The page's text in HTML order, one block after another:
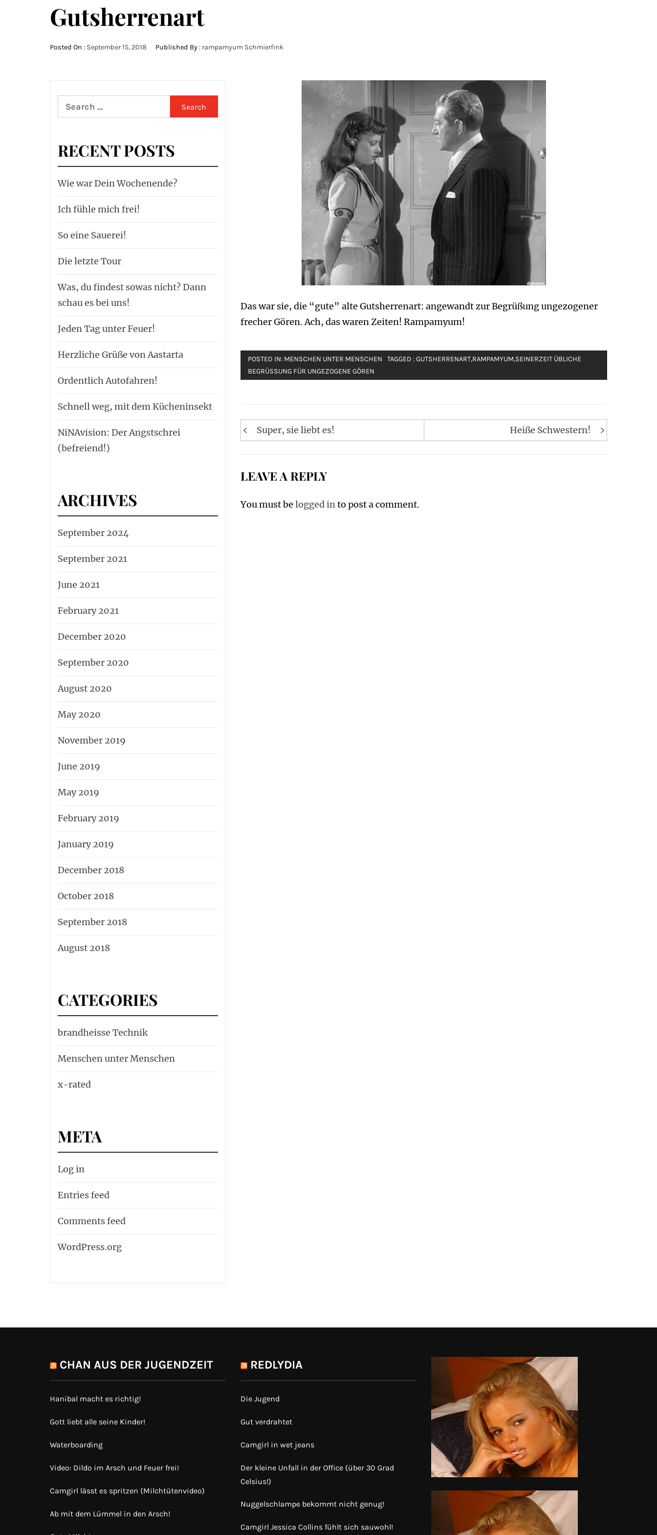
Gutsherrenart
Posted On : September 15, 2018 Published By : rampamyum Schmierfink
Das war sie, die “gute” alte Gutsherrenart: angewandt zur Begrüßung ungezogener
frecher Gören. Ach, das waren Zeiten! Rampamyum!
POSTED IN: MENSCHEN UNTER MENSCHEN TAGGED :GUTSHERRENART,RAMPAMYUM,SEINERZEIT ÜBLICHE
BEGRÜSSUNG FÜR UNGEZOGENE GÖREN
Post
navigation
Super, sie liebt es! Heiße Schwestern!
LEAVE A REPLY
You must belogged into post a comment.
Search
for:
RECENT POSTS
Wie war Dein Wochenende?
Ich fühle mich frei!
So eine Sauerei!
Die letzte Tour
Was, du findest sowas nicht? Dann
schau es bei uns!
Jeden Tag unter Feuer!
Herzliche Grüße von Aastarta
Ordentlich Autofahren!
Schnell weg, mit dem Kücheninsekt
NiNAvision: Der Angstschrei
(befreiend!)
ARCHIVES
September 2024
September 2021
June 2021
February 2021
December 2020
September 2020
August 2020
May 2020
November 2019
June 2019
May 2019
February 2019
January 2019
December 2018
October 2018
September 2018
August 2018
CATEGORIES
brandheisse Technik
Menschen unter Menschen
x-rated
META
Log in
Entries feed
Comments feed
WordPress.org
CHAN AUS DER JUGENDZEIT
Hanibal macht es richtig!
Gott liebt alle seine Kinder!
Waterboarding
Video: Dildo im Arsch und Feuer frei!
Camgirl lässt es spritzen (Milchtütenvideo)
Ab mit dem Lümmel in den Arsch!
REDLYDIA
Die Jugend
Gut verdrahtet
Camgirl in wet jeans
Der kleine Unfall in der Office (über 30 Grad
Celsius!)
Nuggelschlampe bekommt nicht genug!
Camgirl Jessica Collins fühlt sich sauwohl!